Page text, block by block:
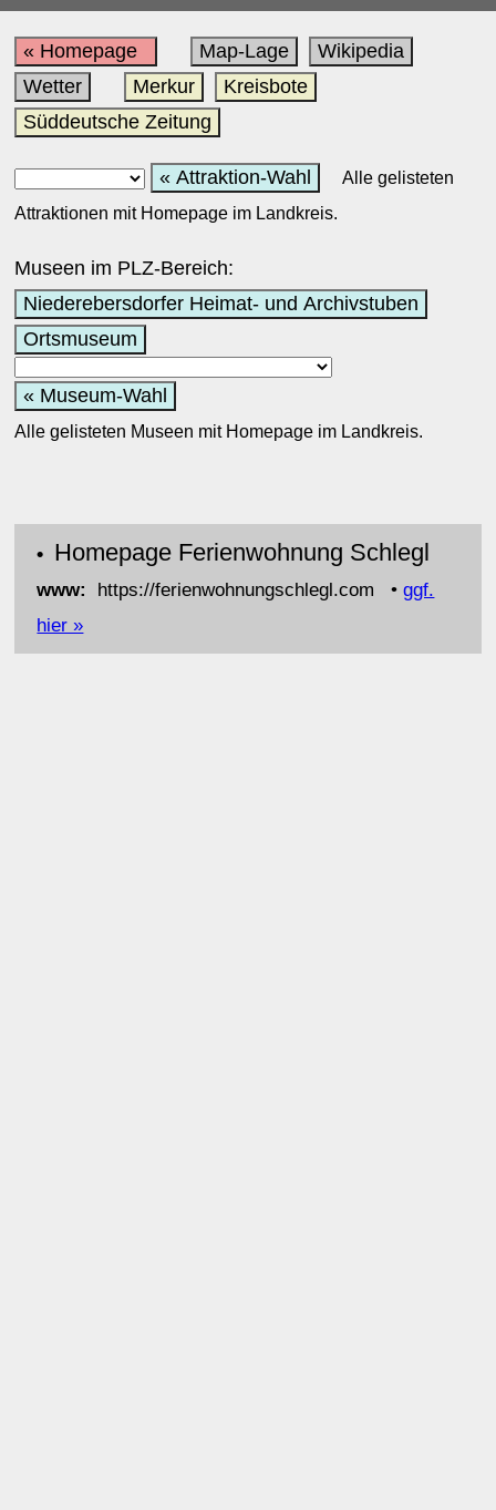
« Homepage Map-Lage
Wikipedia
Wetter
Merkur
Kreisbote
Süddeutsche Zeitung
« Attraktion-Wahl
Alle gelisteten
Attraktionen mit Homepage im Landkreis.
Museen im PLZ-Bereich:
Niederebersdorfer Heimat- und Archivstuben
Ortsmuseum
« Museum-Wahl
Alle gelisteten Museen mit Homepage im Landkreis.
• Homepage Ferienwohnung Schlegl
www: https://ferienwohnungschlegl.com •ggf.
hier »